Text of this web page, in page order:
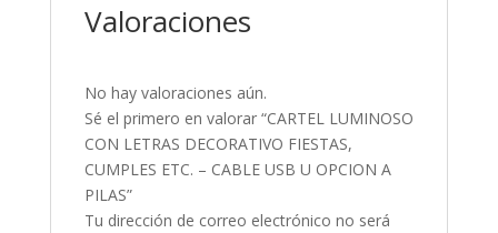
Valoraciones
No hay valoraciones aún.
Sé el primero en valorar “CARTEL LUMINOSO
CON LETRAS DECORATIVO FIESTAS,
CUMPLES ETC. – CABLE USB U OPCION A
PILAS”
Tu dirección de correo electrónico no será